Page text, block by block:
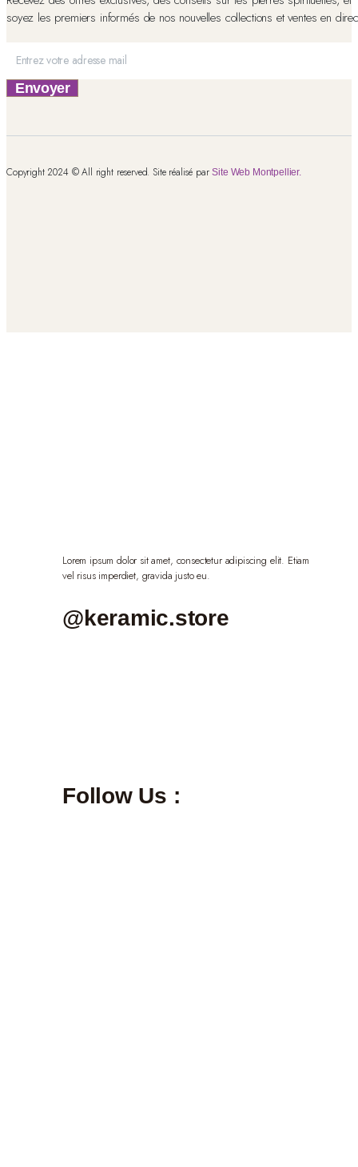
soyez les premiers informés de nos nouvelles collections et ventes en
Envoyer
Copyright 2024 © All right reserved. Site réalisé parSite Web Montpellier.
Lorem ipsum dolor sit amet, consectetur adipiscing elit. Etiam
vel risus imperdiet, gravida justo eu.
@keramic.store
Follow Us :